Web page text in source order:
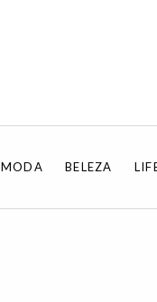
MODA BELEZA